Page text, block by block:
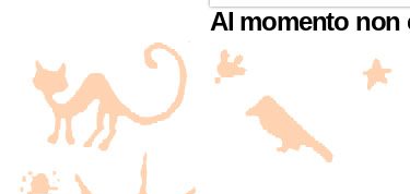
Al momento non